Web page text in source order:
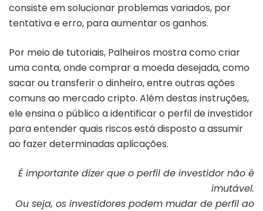
consiste em solucionar problemas variados, por
tentativa e erro, para aumentar os ganhos.
Por meio de tutoriais, Palheiros mostra como criar
uma conta, onde comprar a moeda desejada, como
sacar ou transferir o dinheiro, entre outras ações
comuns ao mercado cripto. Além destas instruções,
ele ensina o público a identificar o perfil de investidor
para entender quais riscos está disposto a assumir
ao fazer determinadas aplicações.
É importante dizer que o perfil de investidor não é
imutável.
Ou seja, os investidores podem mudar de perfil ao